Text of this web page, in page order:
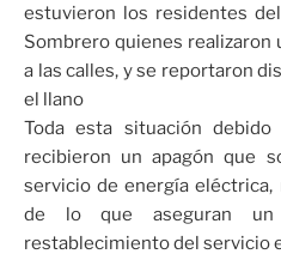
estuvieron los residentes
Sombrero quienes realizaron
a las calles, y se reportaron
el llano
Toda esta situación
recibieron un apagón que
servicio de energía eléctrica,
de lo que aseguran un
restablecimiento del servicio